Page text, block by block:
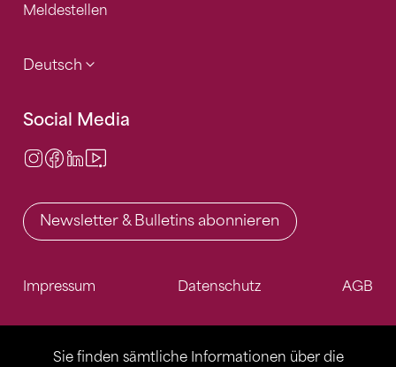
Sie finden sämtliche Informationen über die
Meldestellen
Deutsch
Social Media
Instagram
Facebook
LinkedIn
Newsletter & Bulletins abonnieren
Impressum Datenschutz AGB